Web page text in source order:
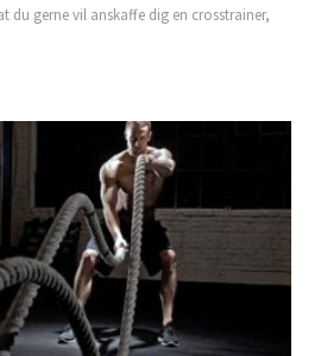
du gerne vil anskaffe dig en crosstrainer,